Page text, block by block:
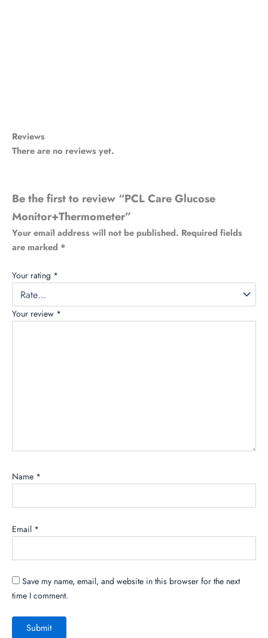
Reviews
There are no reviews yet.
Be the first to review “PCL Care Glucose
Monitor+Thermometer”
Your email address will not be published. Required fields
are marked *
Your rating *
Your review *
Name *
Email *
Save my name, email, and website in this browser for the next
time I comment.